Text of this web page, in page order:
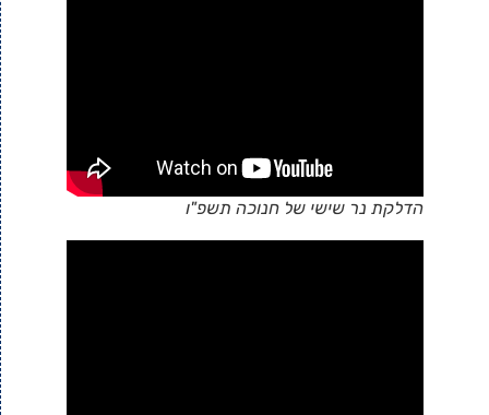
הדלקת נר שישי של חנוכה תשפ"ו